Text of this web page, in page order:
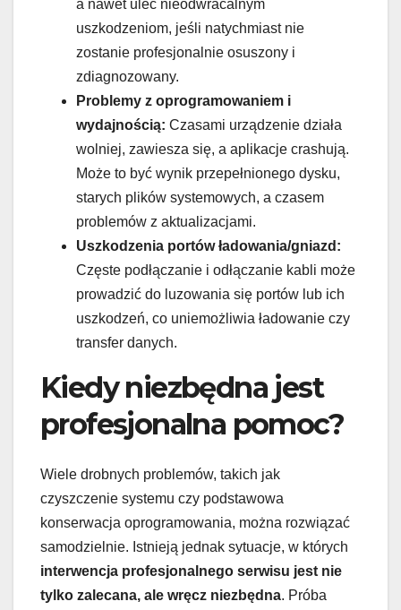
a nawet ulec nieodwracalnym
uszkodzeniom, jeśli natychmiast nie
zostanie profesjonalnie osuszony i
zdiagnozowany.
Problemy z oprogramowaniem i
wydajnością: Czasami urządzenie działa
wolniej, zawiesza się, a aplikacje crashują.
Może to być wynik przepełnionego dysku,
starych plików systemowych, a czasem
problemów z aktualizacjami.
Uszkodzenia portów ładowania/gniazd:
Częste podłączanie i odłączanie kabli może
prowadzić do luzowania się portów lub ich
uszkodzeń, co uniemożliwia ładowanie czy
transfer danych.
Kiedy niezbędna jest
profesjonalna pomoc?
Wiele drobnych problemów, takich jak
czyszczenie systemu czy podstawowa
konserwacja oprogramowania, można rozwiązać
samodzielnie. Istnieją jednak sytuacje, w których
interwencja profesjonalnego serwisu jest nie
tylko zalecana, ale wręcz niezbędna. Próba